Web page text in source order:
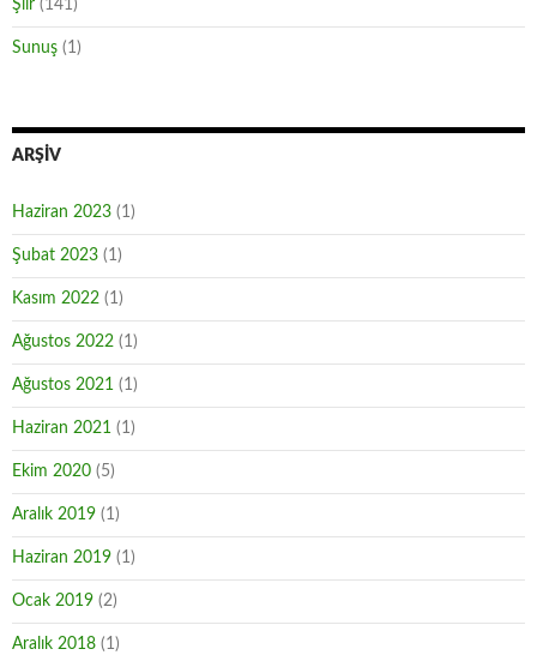
Şiir (141)
Sunuş (1)
ARŞIV
Haziran 2023 (1)
Şubat 2023 (1)
Kasım 2022 (1)
Ağustos 2022 (1)
Ağustos 2021 (1)
Haziran 2021 (1)
Ekim 2020 (5)
Aralık 2019 (1)
Haziran 2019 (1)
Ocak 2019 (2)
Aralık 2018 (1)